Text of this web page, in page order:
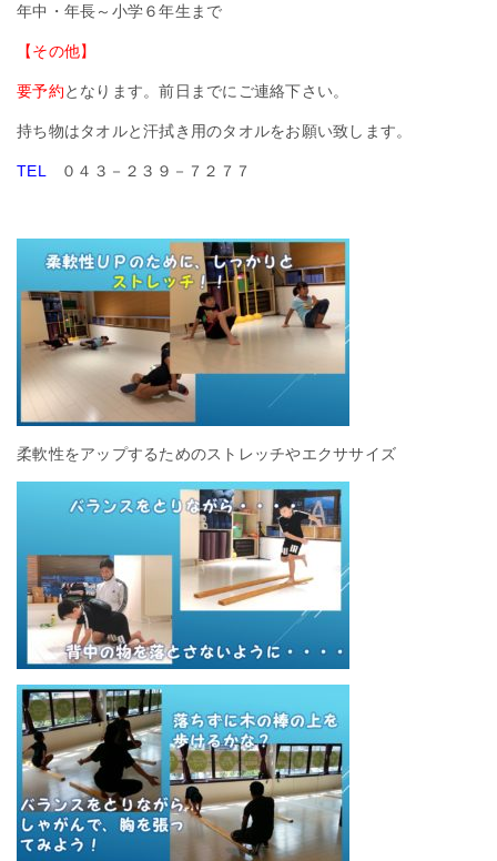
年中・年長～小学６年生まで
【その他】
要予約となります。前日までにご連絡下さい。
持ち物はタオルと汗拭き用のタオルをお願い致します。
TEL ０４３－２３９－７２７７
柔軟性をアップするためのストレッチやエクササイズ